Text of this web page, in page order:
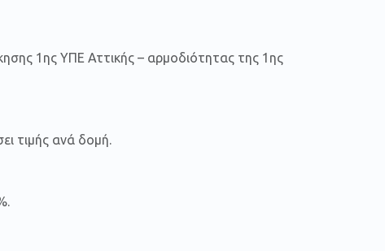
1ης ΥΠΕ Αττικής – αρμοδιότητας της 1ης
τιμής ανά δομή.